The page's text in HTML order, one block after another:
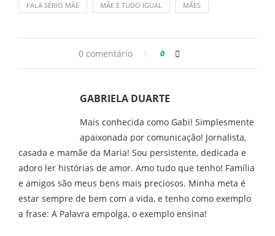
FALA SÉRIO MÃE MÃE É TUDO IGUAL MÃES
0 comentário 0
GABRIELA DUARTE
Mais conhecida como Gabi! Simplesmente
apaixonada por comunicação! Jornalista,
casada e mamãe da Maria! Sou persistente, dedicada e
adoro ler histórias de amor. Amo tudo que tenho! Família
e amigos são meus bens mais preciosos. Minha meta é
estar sempre de bem com a vida, e tenho como exemplo
a frase: A Palavra empolga, o exemplo ensina!